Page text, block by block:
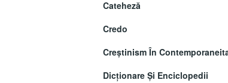
Cateheză
Credo
Creștinism În
Dicționare Și Enciclopedii